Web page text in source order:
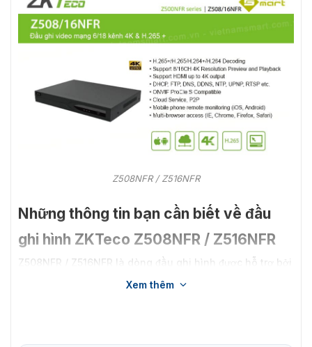
Z508NFR / Z516NFR
Những thông tin bạn cần biết về đầu
ghi hình ZKTeco Z508NFR / Z516NFR
Z508NFR / Z516NFR là dòng đầu ghi hình
được hỗ trợ bởi
tương thích với nhiều IPC của bên thứ 3 hoặc VMS nền
Xem thêm